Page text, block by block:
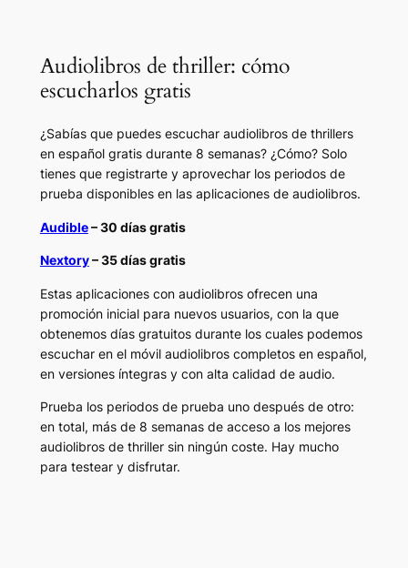
Audiolibros de thriller: cómo
escucharlos gratis
¿Sabías que puedes escuchar audiolibros de thrillers
en español gratis durante 8 semanas? ¿Cómo? Solo
tienes que registrarte y aprovechar los periodos de
prueba disponibles en las aplicaciones de audiolibros.
Audible– 30 días gratis
Nextory– 35 días gratis
Estas aplicaciones con audiolibros ofrecen una
promoción inicial para nuevos usuarios, con la que
obtenemos días gratuitos durante los cuales podemos
escuchar en el móvil audiolibros completos en español,
en versiones íntegras y con alta calidad de audio.
Prueba los periodos de prueba uno después de otro:
en total, más de 8 semanas de acceso a los mejores
audiolibros de thriller sin ningún coste. Hay mucho
para testear y disfrutar.